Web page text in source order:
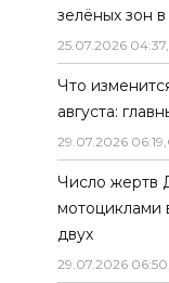
зелёных зон
25.07.2026 04:37,
Что
августа:
29.07.2026 06:19,
Число жертв
мотоциклами
двух
29.07.2026 06:50